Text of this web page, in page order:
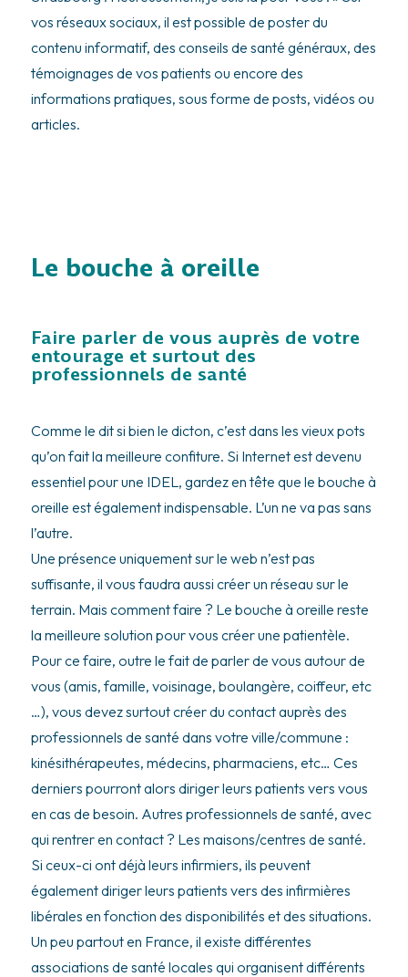
vos réseaux sociaux, il est possible de poster du
contenu informatif, des conseils de santé généraux, des
témoignages de vos patients ou encore des
informations pratiques, sous forme de posts, vidéos ou
articles.
Le bouche à oreille
Faire parler de vous auprès de votre
entourage et surtout des
professionnels de santé
Comme le dit si bien le dicton, c’est dans les vieux pots
qu’on fait la meilleure confiture. Si Internet est devenu
essentiel pour une IDEL, gardez en tête que le bouche à
oreille est également indispensable. L’un ne va pas sans
l’autre.
Une présence uniquement sur le web n’est pas
suffisante, il vous faudra aussi créer un réseau sur le
terrain. Mais comment faire ? Le bouche à oreille reste
la meilleure solution pour vous créer une patientèle.
Pour ce faire, outre le fait de parler de vous autour de
vous (amis, famille, voisinage, boulangère, coiffeur, etc
…), vous devez surtout créer du contact auprès des
professionnels de santé dans votre ville/commune :
kinésithérapeutes, médecins, pharmaciens, etc… Ces
derniers pourront alors diriger leurs patients vers vous
en cas de besoin. Autres professionnels de santé, avec
qui rentrer en contact ? Les maisons/centres de santé.
Si ceux-ci ont déjà leurs infirmiers, ils peuvent
également diriger leurs patients vers des infirmières
libérales en fonction des disponibilités et des situations.
Un peu partout en France, il existe différentes
associations de santé locales qui organisent différents